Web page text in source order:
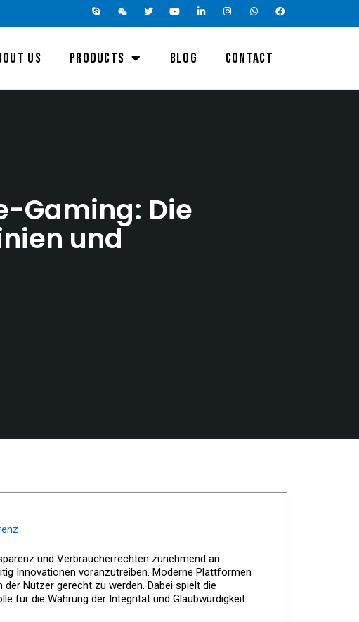
US PRODUCTS BLOG CONTACT
Gaming: Die
und
und Verbraucherrechten zunehmend an
Innovationen voranzutreiben. Moderne Plattformen
Nutzer gerecht zu werden. Dabei spielt die
für die Wahrung der Integrität und Glaubwürdigkeit